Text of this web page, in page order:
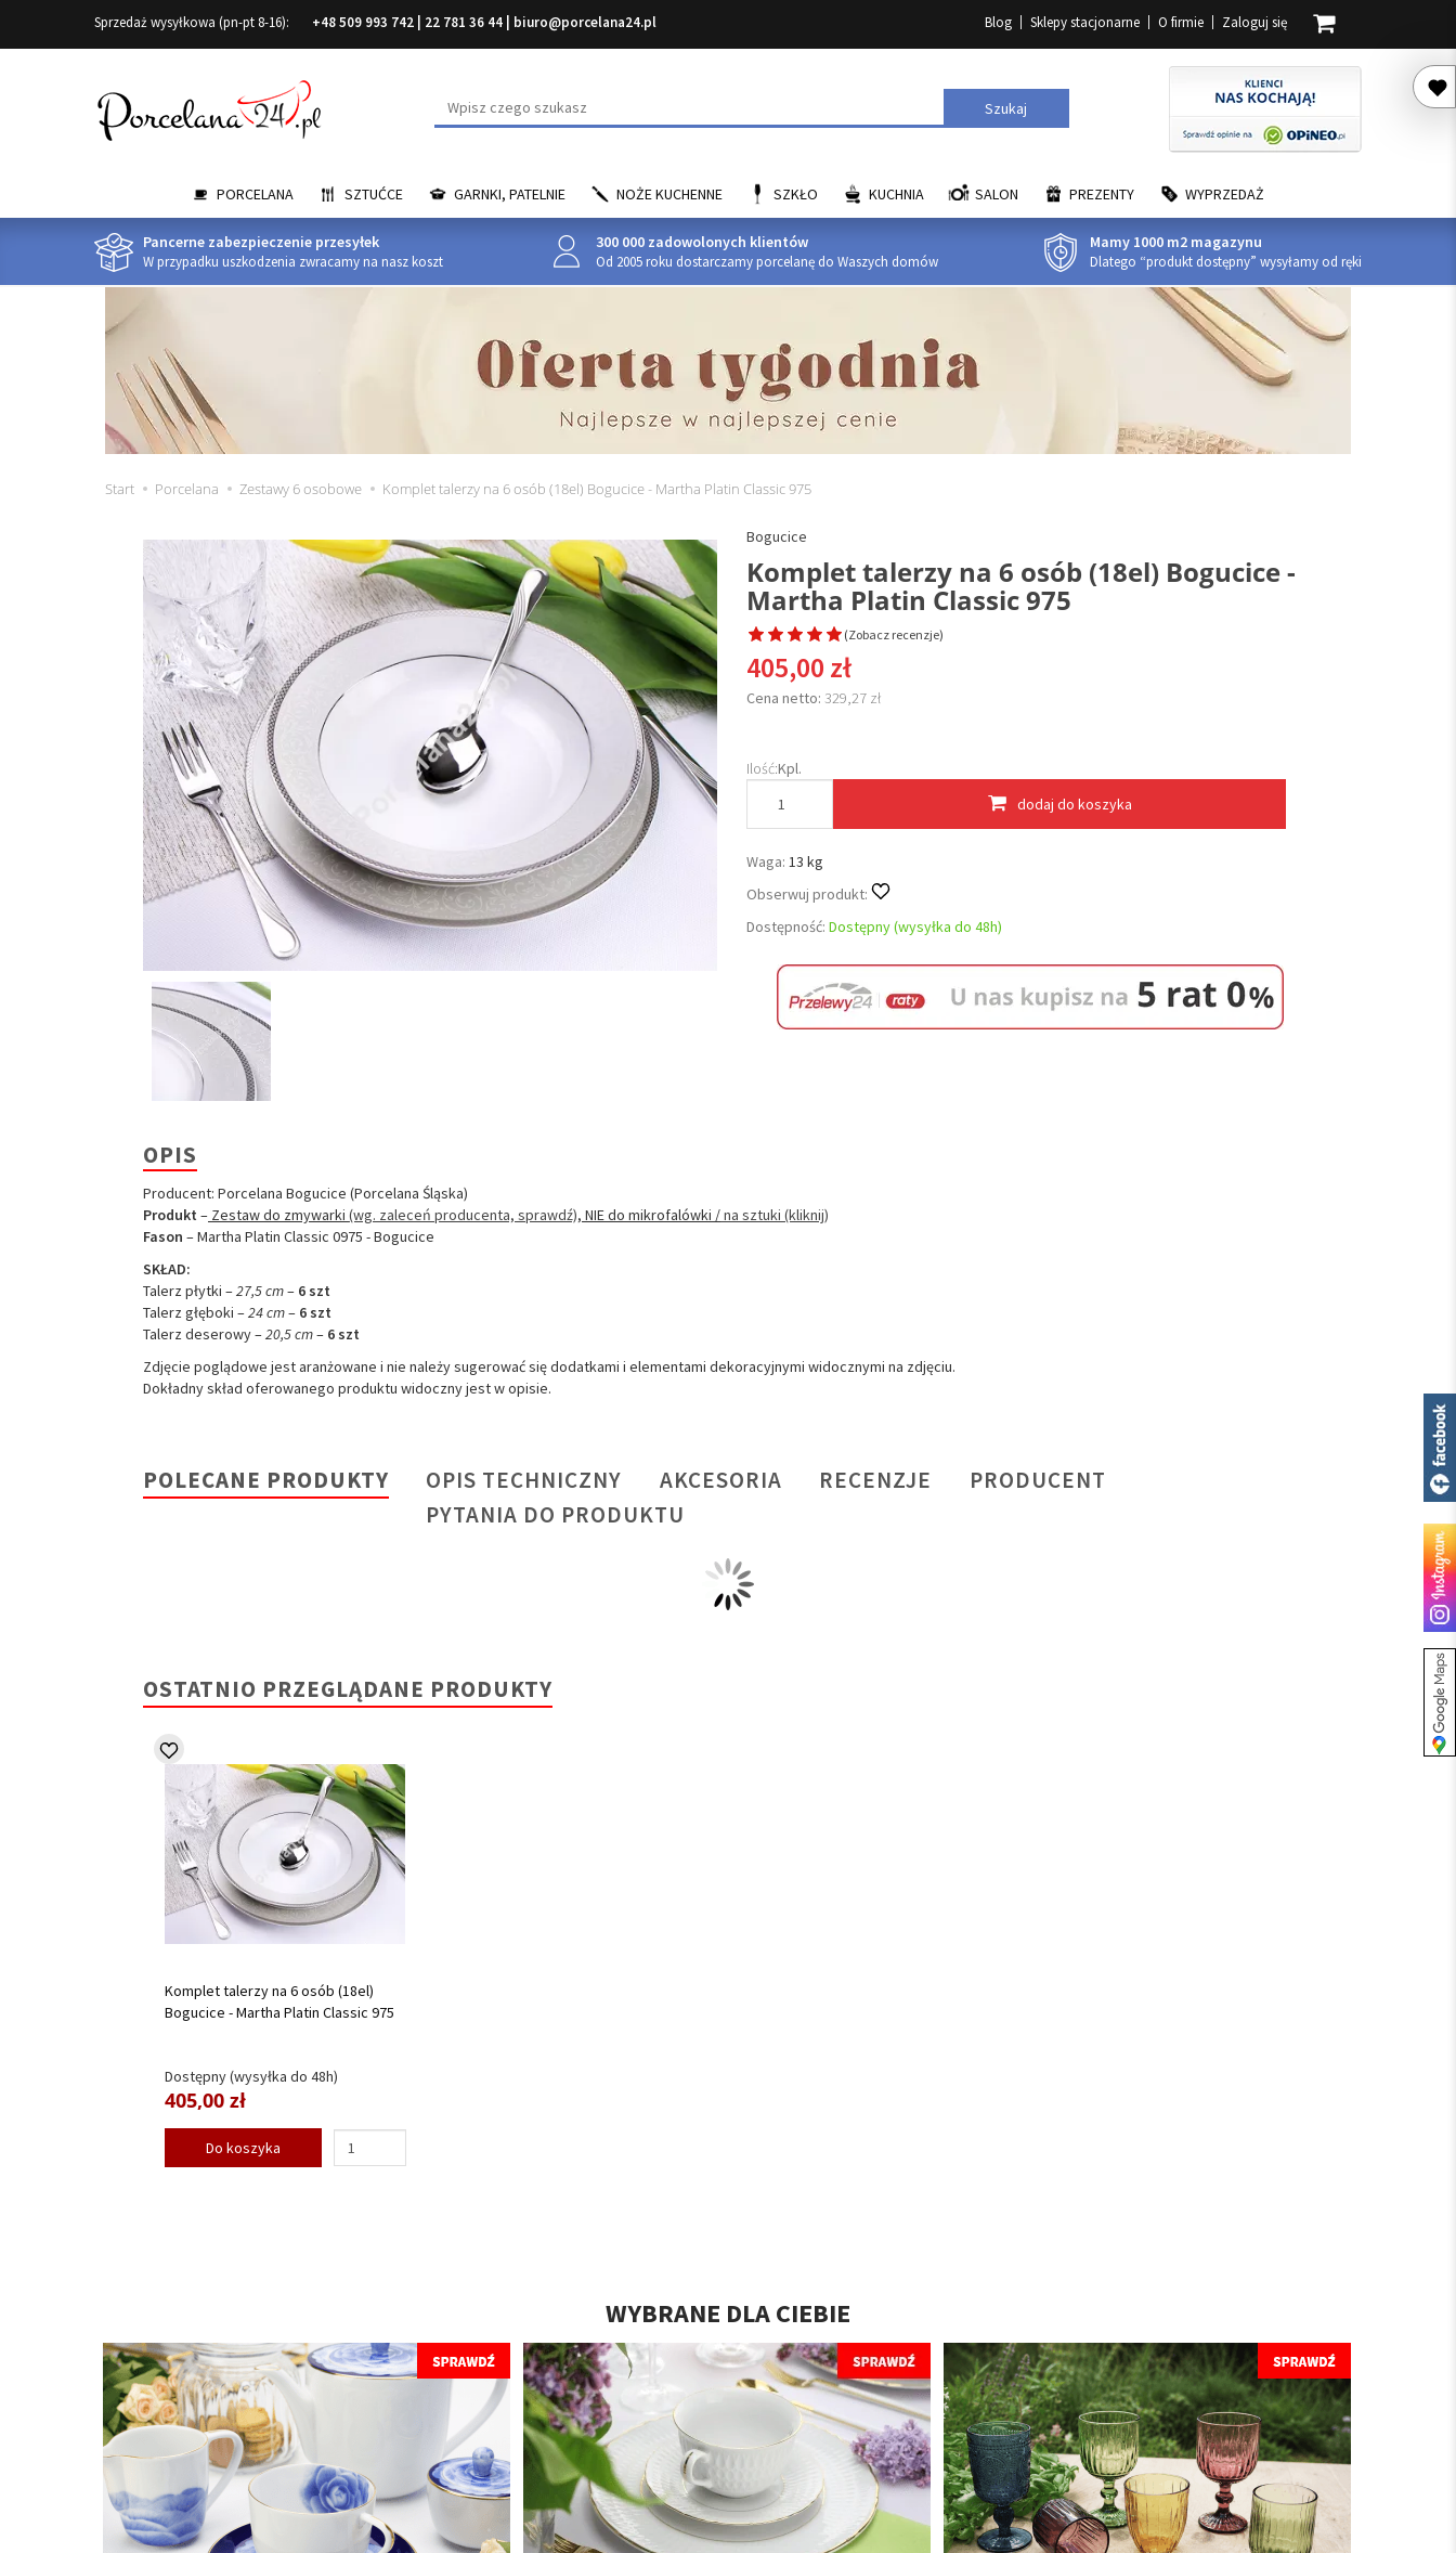
Sprzedaż wysyłkowa (pn-pt 8-16): +48 509 993 742 22 781 36 44 biuro@porcelana24.pl Blog Sklepy stacjonarne O firmie Zaloguj się
Wyszukaj Szukaj
PORCELANA SZTUĆCE GARNKI, PATELNIE NOŻE KUCHENNE SZKŁO KUCHNIA SALON PREZENTY WYPRZEDAŻ
Pancerne zabezpieczenie przesyłek
W przypadku uszkodzenia zwracamy na nasz koszt
300 000 zadowolonych klientów
Od 2005 roku dostarczamy porcelanę do Waszych domów
Mamy 1000 m2 magazynu
Dlatego “produkt dostępny” wysyłamy od ręki
Start Porcelana Zestawy 6 osobowe Komplet talerzy na 6 osób (18el) Bogucice - Martha Platin Classic 975
Bogucice
Komplet talerzy na 6 osób (18el) Bogucice -
Martha Platin Classic 975
(Zobacz recenzje)
405,00 zł
Cena netto: 329,27 zł
Ilość:Kpl.
dodaj do koszyka
Waga: 13 kg
Obserwuj produkt:
Dostępność: Dostępny (wysyłka do 48h)
OPIS
Producent: Porcelana Bogucice (Porcelana Śląska)
Produkt – Zestaw do zmywarki (wg. zaleceń producenta, sprawdź), NIE do mikrofalówki /na sztuki (kliknij)
Fason – Martha Platin Classic 0975 - Bogucice
SKŁAD:
Talerz płytki –27,5 cm– 6 szt
Talerz głęboki –24 cm– 6 szt
Talerz deserowy –20,5 cm– 6 szt
Zdjęcie poglądowe jest aranżowane i nie należy sugerować się dodatkami i elementami dekoracyjnymi widocznymi na zdjęciu.
Dokładny skład oferowanego produktu widoczny jest w opisie.
POLECANE PRODUKTY OPIS TECHNICZNY AKCESORIA RECENZJE
PRODUCENT
PYTANIA DO PRODUKTU
OSTATNIO PRZEGLĄDANE PRODUKTY
Komplet talerzy na 6 osób (18el)
Bogucice - Martha Platin Classic 975
Dostępny (wysyłka do 48h)
405,00 zł
Do koszyka
WYBRANE DLA CIEBIE